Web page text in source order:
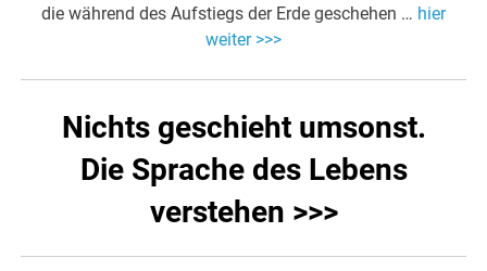
die während des Aufstiegs der Erde geschehen … hier
weiter >>>
Nichts geschieht umsonst.
Die Sprache des Lebens
verstehen >>>